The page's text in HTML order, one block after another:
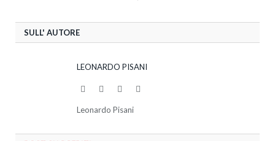
SULL' AUTORE
LEONARDO PISANI
WebsiteFacebookTwitter
Leonardo Pisani